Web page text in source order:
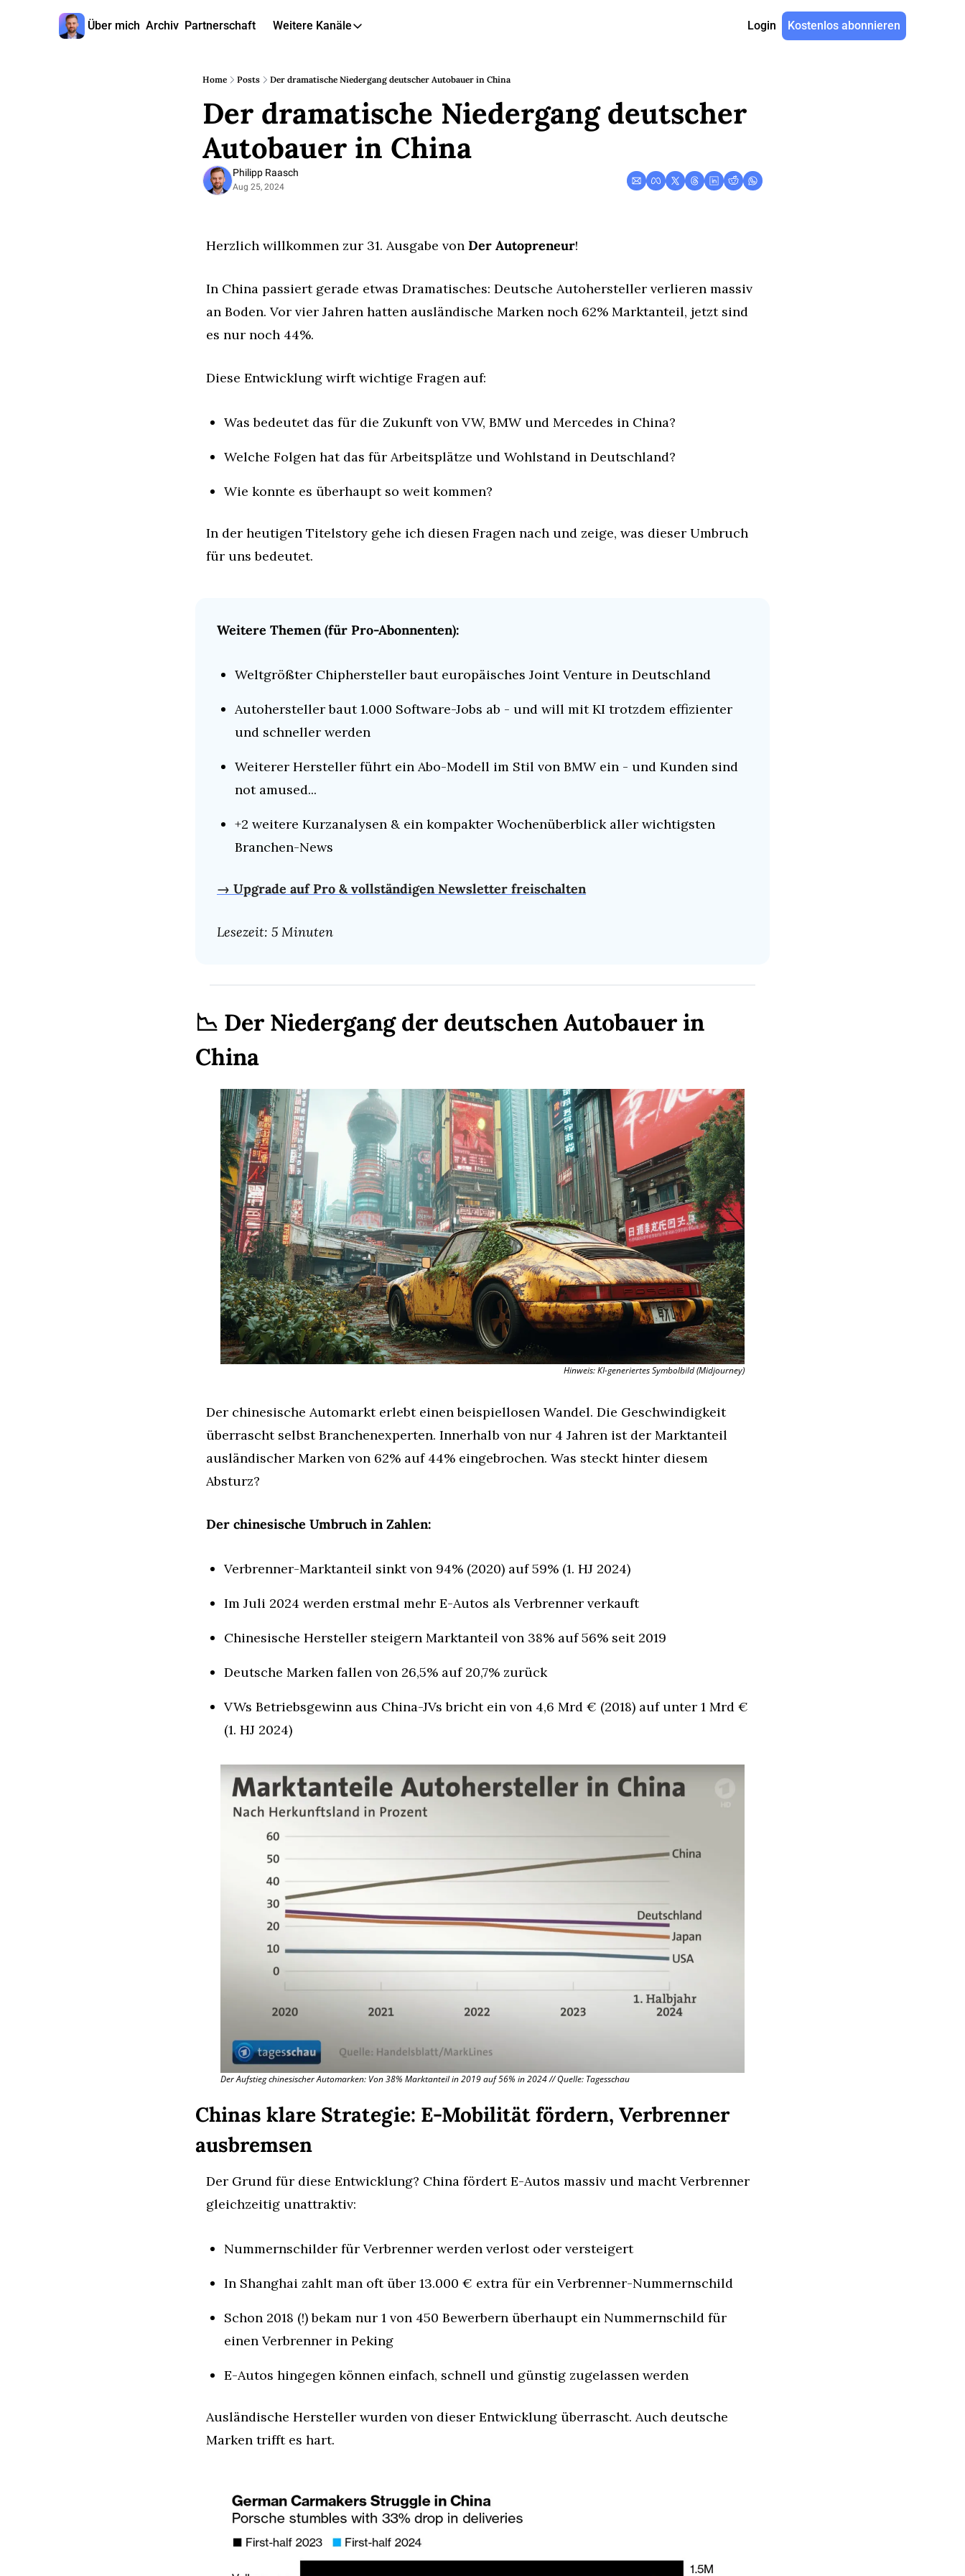
Über mich Archiv Partnerschaft Weitere Kanäle
Weitere Kanäle
🎧 Podcast
📺 YouTube
🙋‍♂️ LinkedIn
Login Kostenlos abonnieren
Home Posts Der dramatische Niedergang deutscher Autobauer in China
Der dramatische Niedergang deutscher
Autobauer in China
Philipp Raasch
Aug 25, 2024
Herzlich willkommen zur 31. Ausgabe von Der Autopreneur!
In China passiert gerade etwas Dramatisches: Deutsche Autohersteller verlieren massiv
an Boden. Vor vier Jahren hatten ausländische Marken noch 62% Marktanteil, jetzt sind
es nur noch 44%.
Diese Entwicklung wirft wichtige Fragen auf:
Was bedeutet das für die Zukunft von VW, BMW und Mercedes in China?
Welche Folgen hat das für Arbeitsplätze und Wohlstand in Deutschland?
Wie konnte es überhaupt so weit kommen?
In der heutigen Titelstory gehe ich diesen Fragen nach und zeige, was dieser Umbruch
für uns bedeutet.
Weitere Themen (für Pro-Abonnenten):
Weltgrößter Chiphersteller baut europäisches Joint Venture in Deutschland
Autohersteller baut 1.000 Software-Jobs ab - und will mit KI trotzdem effizienter
und schneller werden
Weiterer Hersteller führt ein Abo-Modell im Stil von BMW ein - und Kunden sind
not amused...
+2 weitere Kurzanalysen & ein kompakter Wochenüberblick aller wichtigsten
Branchen-News
→ Upgrade auf Pro & vollständigen Newsletter freischalten
Lesezeit: 5 Minuten
📉 Der Niedergang der deutschen Autobauer in
China
Hinweis: KI-generiertes Symbolbild (Midjourney)
Der chinesische Automarkt erlebt einen beispiellosen Wandel. Die Geschwindigkeit
überrascht selbst Branchenexperten. Innerhalb von nur 4 Jahren ist der Marktanteil
ausländischer Marken von 62% auf 44% eingebrochen. Was steckt hinter diesem
Absturz?
Der chinesische Umbruch in Zahlen:
Verbrenner-Marktanteil sinkt von 94% (2020) auf 59% (1. HJ 2024)
Im Juli 2024 werden erstmal mehr E-Autos als Verbrenner verkauft
Chinesische Hersteller steigern Marktanteil von 38% auf 56% seit 2019
Deutsche Marken fallen von 26,5% auf 20,7% zurück
VWs Betriebsgewinn aus China-JVs bricht ein von 4,6 Mrd € (2018) auf unter 1 Mrd €
(1. HJ 2024)
Der Aufstieg chinesischer Automarken: Von 38% Marktanteil in 2019 auf 56% in 2024 // Quelle: Tagesschau
Chinas klare Strategie: E-Mobilität fördern, Verbrenner
ausbremsen
Der Grund für diese Entwicklung? China fördert E-Autos massiv und macht Verbrenner
gleichzeitig unattraktiv:
Nummernschilder für Verbrenner werden verlost oder versteigert
In Shanghai zahlt man oft über 13.000 € extra für ein Verbrenner-Nummernschild
Schon 2018 (!) bekam nur 1 von 450 Bewerbern überhaupt ein Nummernschild für
einen Verbrenner in Peking
E-Autos hingegen können einfach, schnell und günstig zugelassen werden
Ausländische Hersteller wurden von dieser Entwicklung überrascht. Auch deutsche
Marken trifft es hart.